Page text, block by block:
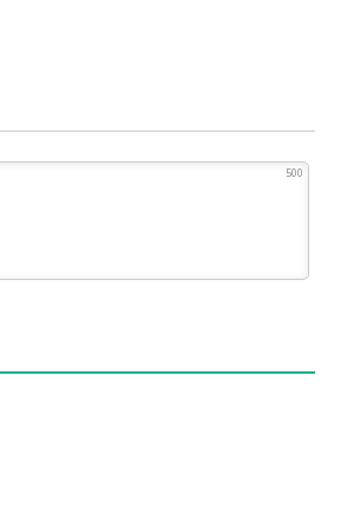
500